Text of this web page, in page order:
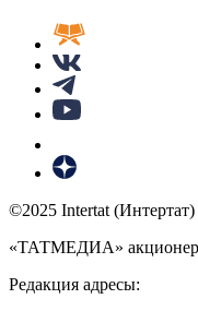
©2025 Intertat (Интертат)
«ТАТМЕДИА»
Редакция адресы: